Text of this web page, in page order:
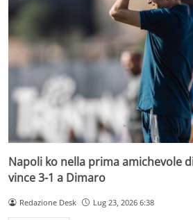
Napoli ko nella prima amichevole
vince 3-1 a Dimaro
Redazione Desk Lug 23, 2026 6:38